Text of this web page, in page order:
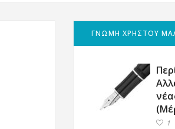
ΓΝΩΜΗ ΧΡΗΣΤΟΥ
1